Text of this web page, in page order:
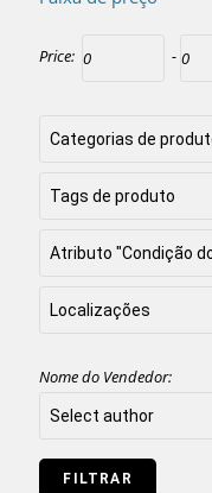
Price: -
Nome do Vendedor: